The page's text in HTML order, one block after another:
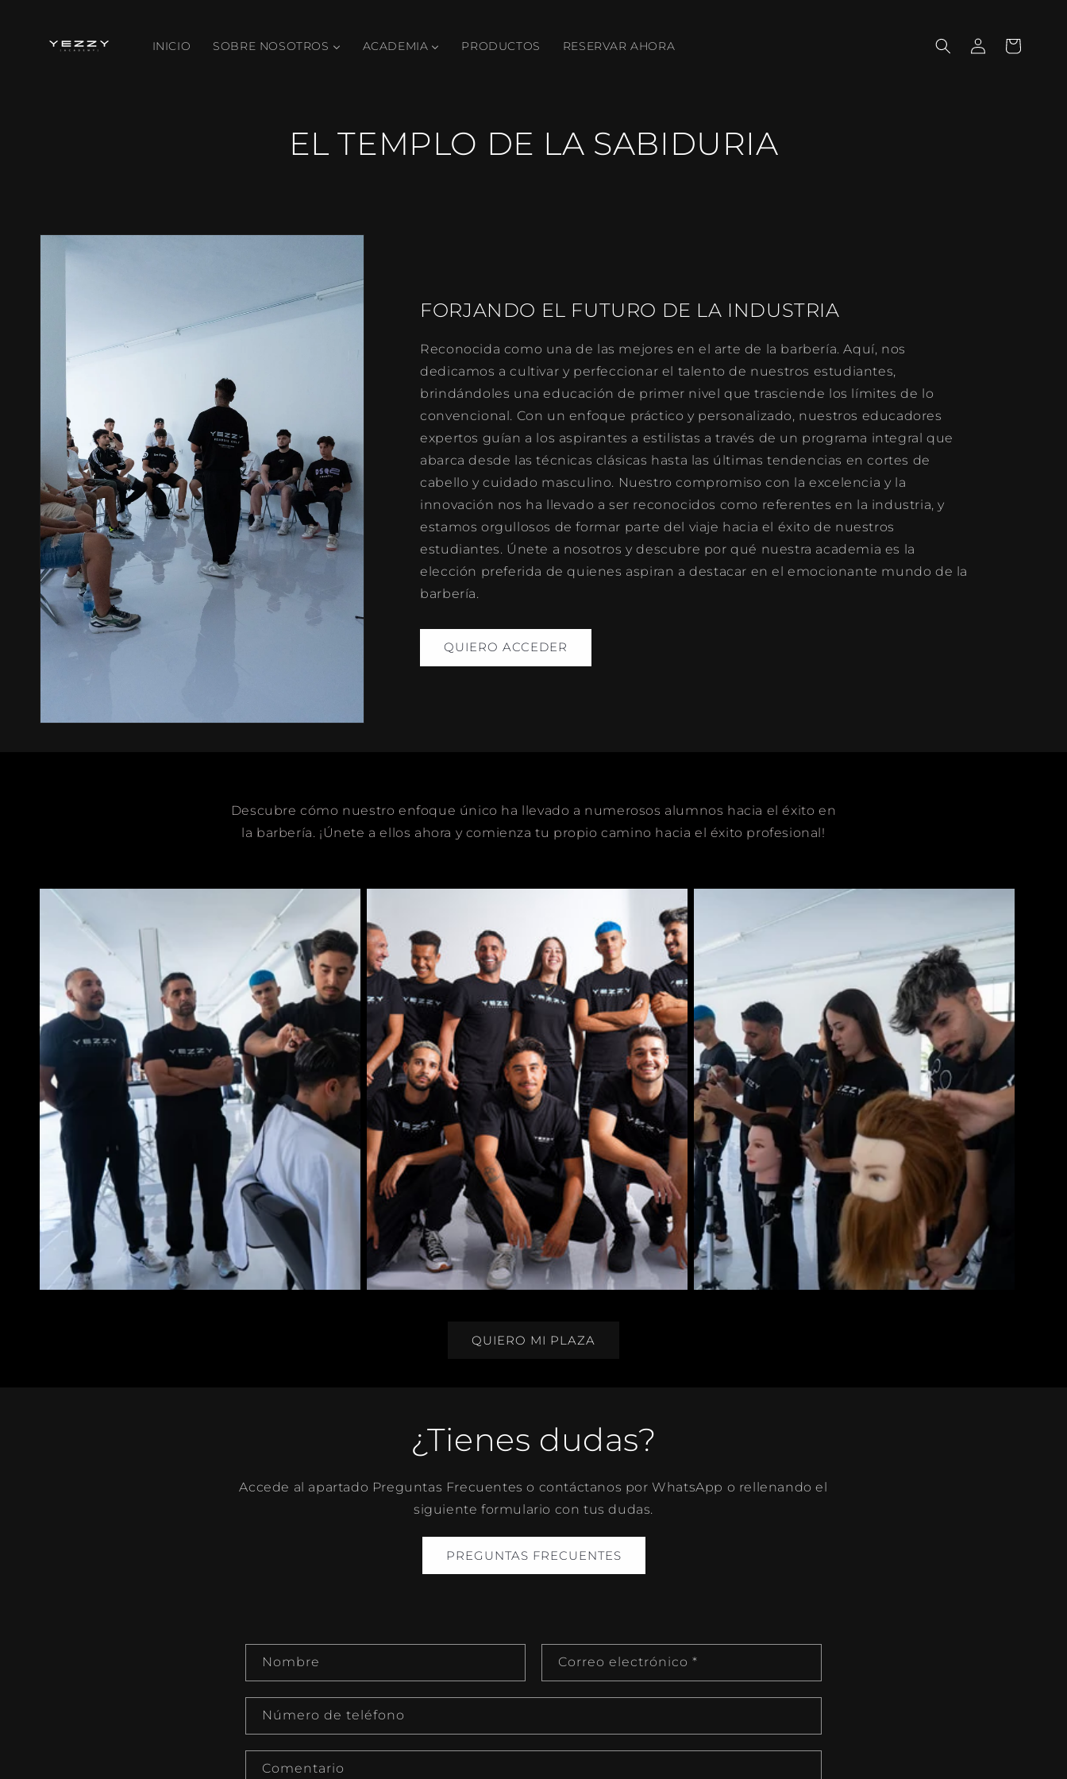
INICIO SOBRE NOSOTROS ACADEMIA PRODUCTOS RESERVAR AHORA
sesión
Carrito
EL TEMPLO DE LA SABIDURIA
FORJANDO EL FUTURO DE LA INDUSTRIA
Reconocida como una de las mejores en el arte de la barbería. Aquí, nos
dedicamos a cultivar y perfeccionar el talento de nuestros estudiantes,
brindándoles una educación de primer nivel que trasciende los límites de lo
convencional. Con un enfoque práctico y personalizado, nuestros educadores
expertos guían a los aspirantes a estilistas a través de un programa integral que
abarca desde las técnicas clásicas hasta las últimas tendencias en cortes de
cabello y cuidado masculino. Nuestro compromiso con la excelencia y la
innovación nos ha llevado a ser reconocidos como referentes en la industria, y
estamos orgullosos de formar parte del viaje hacia el éxito de nuestros
estudiantes. Únete a nosotros y descubre por qué nuestra academia es la
elección preferida de quienes aspiran a destacar en el emocionante mundo de la
barbería.
QUIERO ACCEDER
Descubre cómo nuestro enfoque único ha llevado a numerosos alumnos hacia el éxito en
la barbería. ¡Únete a ellos ahora y comienza tu propio camino hacia el éxito profesional!
QUIERO MI PLAZA
¿Tienes dudas?
Accede al apartado Preguntas Frecuentes o contáctanos por WhatsApp o rellenando el
siguiente formulario con tus dudas.
PREGUNTAS FRECUENTES
o
r
m
u
Nombre Correo electrónico *
Número de teléfono
Comentario